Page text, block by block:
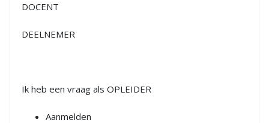
DOCENT
DEELNEMER
Ik heb een vraag als OPLEIDER
Aanmelden